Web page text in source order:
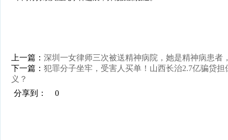
上一篇： 深圳一女律师三次被送精神病院，她是精神病患者
下一篇： 犯罪分子坐牢，受害人买单！山西长治2.7亿骗贷
义？
分享到：
0